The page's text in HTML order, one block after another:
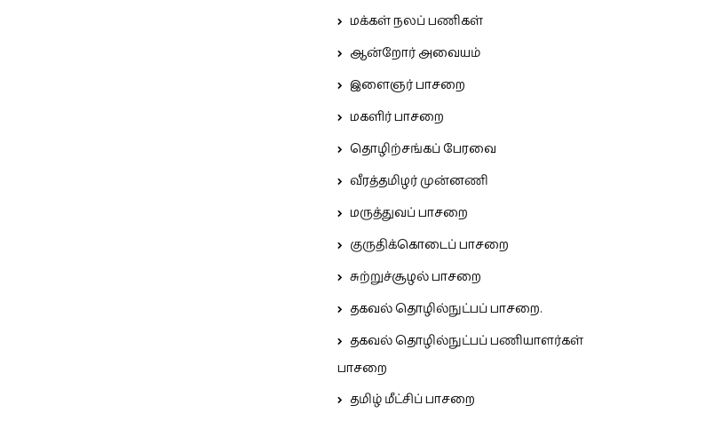
மக்கள் நலப் பணிகள்
ஆன்றோர் அவையம்
இளைஞர் பாசறை
மகளிர் பாசறை
தொழிற்சங்கப் பேரவை
வீரத்தமிழர் முன்னணி
மருத்துவப் பாசறை
குருதிக்கொடைப் பாசறை
சுற்றுச்சூழல் பாசறை
தகவல் தொழில்நுட்பப் பாசறை.
தகவல் தொழில்நுட்பப் பணியாளர்கள்
பாசறை
தமிழ் மீட்சிப் பாசறை